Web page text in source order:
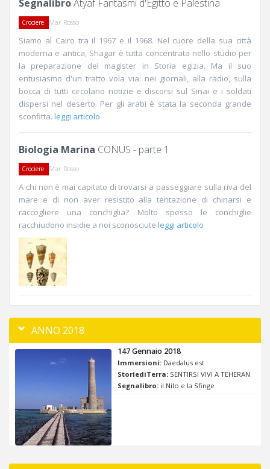
SegnalibroAtyaf Fantasmi d'Egitto e Palestina
Crociere Mar Rosso
Siamo al Cairo tra il 1967 e il 1968. Nel cuore della sua città
moderna e antica, Shagar è tutta concentrata nello studio per
la preparazione del magister in Storia egizia. Ma il suo
entusiasmo d'un tratto vola via: nei giornali, alla radio, sulla
bocca di tutti circolano notizie e discorsi sul Sinai e i soldati
dispersi nel deserto. Per gli arabi è stata la seconda grande
sconfitta. leggi articolo
Biologia Marina CONUS - parte 1
Crociere Mar Rosso
A chi non è mai capitato di trovarsi a passeggiare sulla riva del
mare e di non aver resistito alla tentazione di chinarsi e
raccogliere una conchiglia? Molto spesso le conchiglie
racchiudono insidie a noi sconosciute leggi articolo
ANNO 2018
147 Gennaio 2018
Immersioni: Daedalus est
StoriediTerra: SENTIRSI VIVI A TEHERAN
Segnalibro: il Nilo e la Sfinge